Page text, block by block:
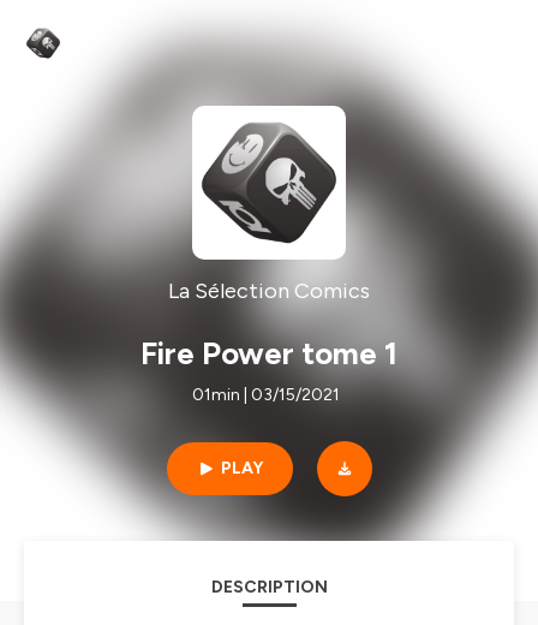
La Sélection Comics
Fire Power tome 1
01min | 03/15/2021
PLAY
DESCRIPTION